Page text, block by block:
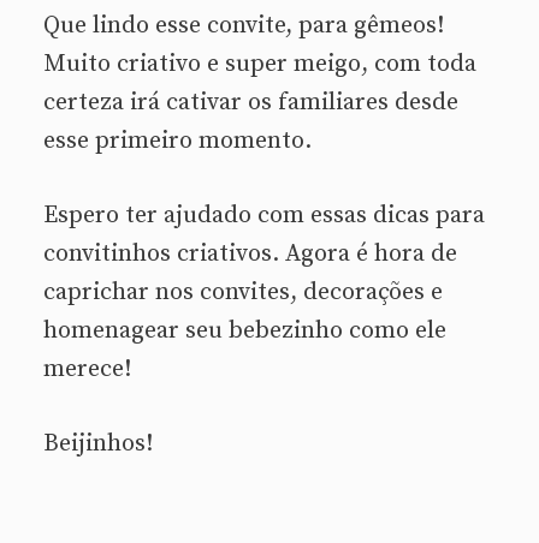
Que lindo esse convite, para gêmeos!
Muito criativo e super meigo, com toda
certeza irá cativar os familiares desde
esse primeiro momento.
Espero ter ajudado com essas dicas para
convitinhos criativos. Agora é hora de
caprichar nos convites, decorações e
homenagear seu bebezinho como ele
merece!
Beijinhos!